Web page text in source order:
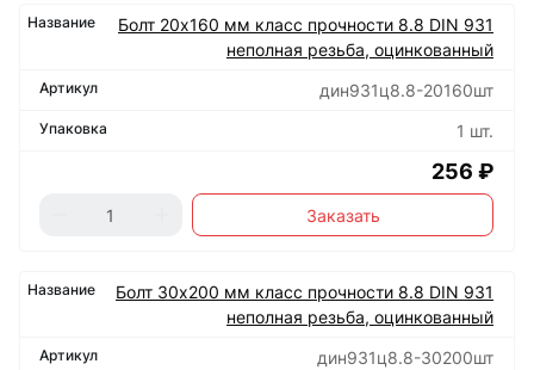
Болт 20х160 мм класс прочности 8.8 DIN 931
неполная резьба, оцинкованный
дин931ц8.8-20160шт
1 шт.
256 ₽
Заказать
Болт 30х200 мм класс прочности 8.8 DIN 931
неполная резьба, оцинкованный
дин931ц8.8-30200шт